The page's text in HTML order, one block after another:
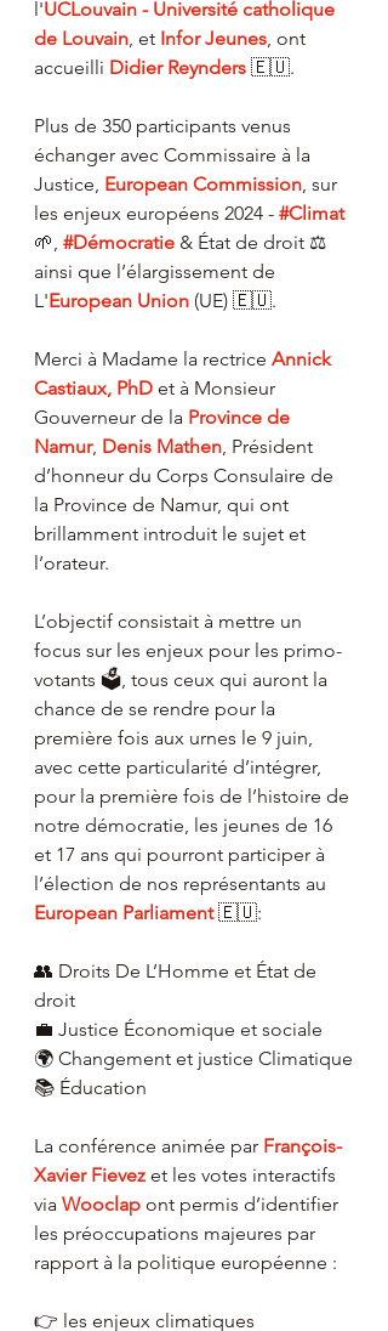
l'UCLouvain - Université catholique
de Louvain, et Infor Jeunes, ont
accueilli Didier Reynders 🇪🇺.
Plus de 350 participants venus
échanger avec Commissaire à la
Justice, European Commission, sur
les enjeux européens 2024 - #Climat
🌱, #Démocratie & État de droit ⚖️
ainsi que l’élargissement de
L'European Union (UE) 🇪🇺.
Merci à Madame la rectrice Annick
Castiaux, PhD et à Monsieur
Gouverneur de la Province de
Namur, Denis Mathen, Président
d’honneur du Corps Consulaire de
la Province de Namur, qui ont
brillamment introduit le sujet et
l’orateur.
L’objectif consistait à mettre un
focus sur les enjeux pour les primo-
votants 🗳️, tous ceux qui auront la
chance de se rendre pour la
première fois aux urnes le 9 juin,
avec cette particularité d’intégrer,
pour la première fois de l’histoire de
notre démocratie, les jeunes de 16
et 17 ans qui pourront participer à
l’élection de nos représentants au
European Parliament 🇪🇺:
👥 Droits De L’Homme et État de
droit
💼 Justice Économique et sociale
🌍 Changement et justice Climatique
📚 Éducation
La conférence animée par François-
Xavier Fievez et les votes interactifs
via Wooclap ont permis d’identifier
les préoccupations majeures par
rapport à la politique européenne :
👉 les enjeux climatiques